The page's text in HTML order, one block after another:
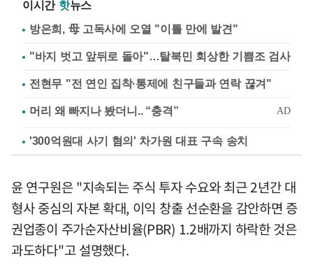
이시간 핫뉴스
방은희, 母 고독사에 오열 "이틀 만에 발견"
"바지 벗고 앞뒤로 돌아"…탈북민 회상한 기쁨조 검사
전현무 "전 연인 집착·통제에 친구들과 연락 끊겨"
'300억원대 사기 혐의' 차가원 대표 구속 송치
윤 연구원은 "지속되는 주식 투자 수요와 최근 2년간 대
형사 중심의 자본 확대, 이익 창출 선순환을 감안하면 증
권업종이 주가순자산비율(PBR) 1.2배까지 하락한 것은
과도하다"고 설명했다.